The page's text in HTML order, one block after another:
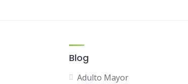
Blog
Adulto Mayor